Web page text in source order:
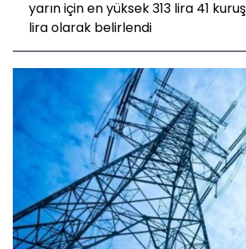
yarın için en yüksek 313 lira 41
lira olarak belirlendi